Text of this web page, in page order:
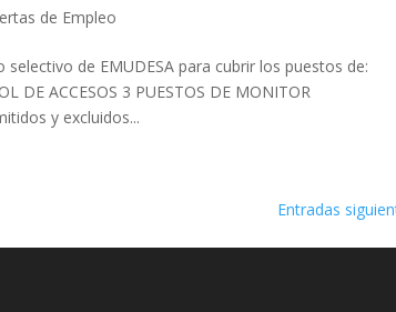
de Empleo
de EMUDESA para cubrir los puestos de:
DE ACCESOS 3 PUESTOS DE MONITOR
y excluidos...
Entradas